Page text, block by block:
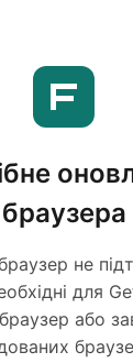
браузера
не
для
або